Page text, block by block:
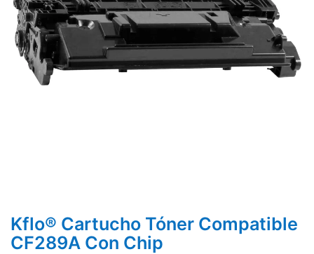
Kflo® Cartucho Tóner Compatible
CF289A Con Chip